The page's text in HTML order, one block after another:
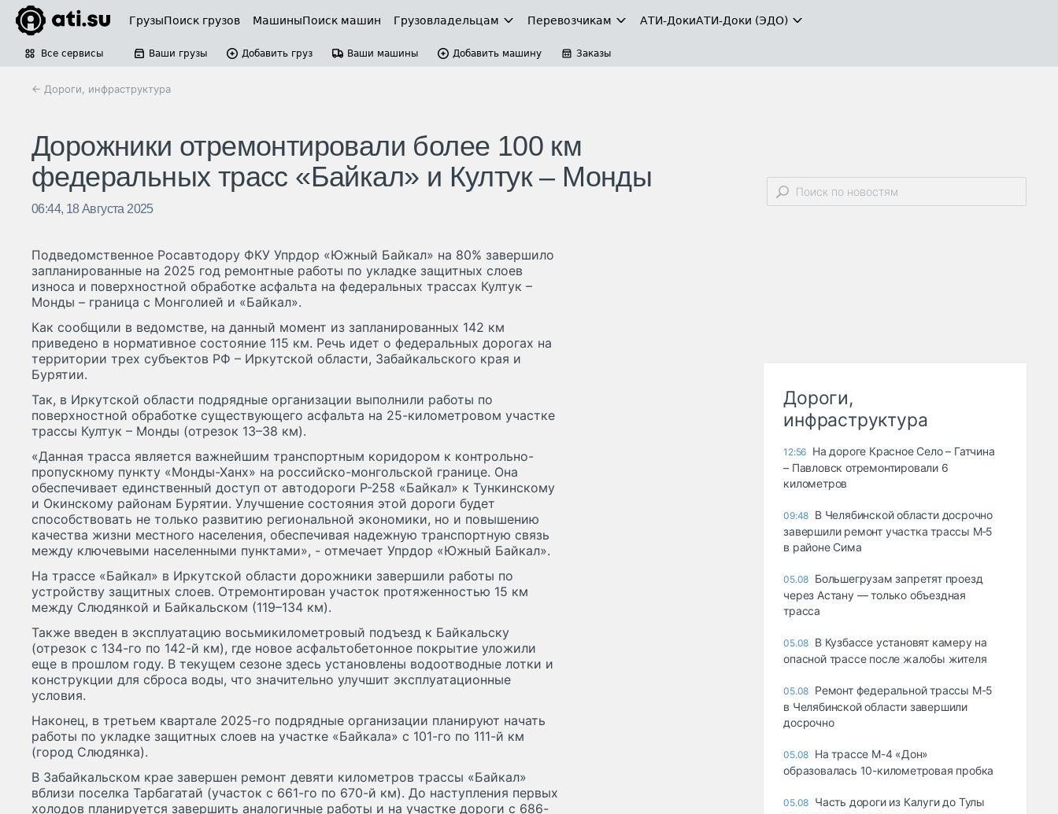
ГрузыПоиск грузов МашиныПоиск машин Грузовладельцам Перевозчикам АТИ-ДокиАТИ-Доки (ЭДО)
Все сервисы Ваши грузы Добавить груз Ваши машины Добавить машину Заказы
← Дороги, инфраструктура
Дорожники отремонтировали более 100 км
федеральных трасс «Байкал» и Култук – Монды
06:44, 18 Августа 2025
Подведомственное Росавтодору ФКУ Упрдор «Южный Байкал» на 80% завершило
запланированные на 2025 год ремонтные работы по укладке защитных слоев
износа и поверхностной обработке асфальта на федеральных трассах Култук –
Монды – граница с Монголией и «Байкал».
Как сообщили в ведомстве, на данный момент из запланированных 142 км
приведено в нормативное состояние 115 км. Речь идет о федеральных дорогах на
территории трех субъектов РФ – Иркутской области, Забайкальского края и
Бурятии.
Так, в Иркутской области подрядные организации выполнили работы по
поверхностной обработке существующего асфальта на 25-километровом участке
трассы Култук – Монды (отрезок 13–38 км).
«Данная трасса является важнейшим транспортным коридором к контрольно-
пропускному пункту «Монды-Ханх» на российско-монгольской границе. Она
обеспечивает единственный доступ от автодороги Р-258 «Байкал» к Тункинскому
и Окинскому районам Бурятии. Улучшение состояния этой дороги будет
способствовать не только развитию региональной экономики, но и повышению
качества жизни местного населения, обеспечивая надежную транспортную связь
между ключевыми населенными пунктами», - отмечает Упрдор «Южный Байкал».
На трассе «Байкал» в Иркутской области дорожники завершили работы по
устройству защитных слоев. Отремонтирован участок протяженностью 15 км
между Слюдянкой и Байкальском (119–134 км).
Также введен в эксплуатацию восьмикилометровый подъезд к Байкальску
(отрезок с 134-го по 142-й км), где новое асфальтобетонное покрытие уложили
еще в прошлом году. В текущем сезоне здесь установлены водоотводные лотки и
конструкции для сброса воды, что значительно улучшит эксплуатационные
условия.
Наконец, в третьем квартале 2025-го подрядные организации планируют начать
работы по укладке защитных слоев на участке «Байкала» с 101-го по 111-й км
(город Слюдянка).
В Забайкальском крае завершен ремонт девяти километров трассы «Байкал»
вблизи поселка Тарбагатай (участок с 661-го по 670-й км). До наступления первых
холодов планируется завершить аналогичные работы и на участке дороги с 686-
Дороги,
инфраструктура
12:56 На дороге Красное Село – Гатчина
– Павловск отремонтировали 6
километров
09:48 В Челябинской области досрочно
завершили ремонт участка трассы М‑5
в районе Сима
05.08 Большегрузам запретят проезд
через Астану — только объездная
трасса
05.08 В Кузбассе установят камеру на
опасной трассе после жалобы жителя
05.08 Ремонт федеральной трассы М-5
в Челябинской области завершили
досрочно
05.08 На трассе М-4 «Дон»
образовалась 10-километровая пробка
05.08 Часть дороги из Калуги до Тулы